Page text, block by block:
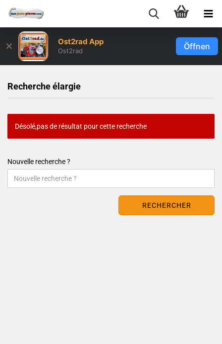
✕ Ost2rad App
Ost2rad Öffnen
Recherche élargie
Désolé,pas de résultat pour cette recherche
Nouvelle recherche ?
RECHERCHER